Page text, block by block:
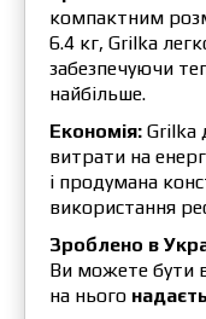
компактним
6.4 кг, Grilka
забезпечуючи
найбільше.
Економія: Grilka
витрати на
і продумана
використання
Зроблено в
Ви можете бути
на нього